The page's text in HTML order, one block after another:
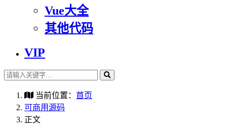
Vue大全
其他代码
VIP
当前位置： 首页
可商用源码
正文